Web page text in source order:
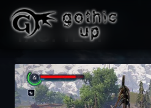
STRONA GŁÓWNA >
TAG: TEST